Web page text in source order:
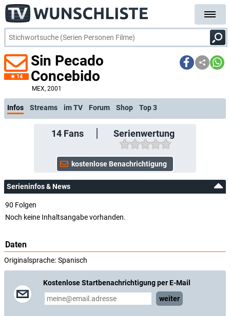
14
Sin Pecado
Concebido
MEX, 2001
kostenlose E-M
Infos Streams im TV Forum Shop Top 3
14Fans Serienwertung
Serieninfos & News
90 Folgen
Noch keine Inhaltsangabe vorhanden.
Daten
Originalsprache: Spanisch
Kostenlose Startbenachrichtigung per E-Mail
weiter